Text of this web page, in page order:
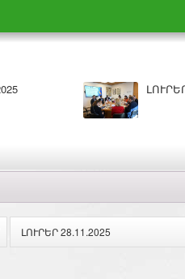
Բարի լույս 27.11.2025
ԼՈՒՐԵՐ 28.11.2025